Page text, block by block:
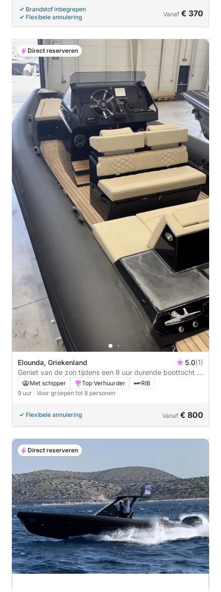
Brandstof inbegrepen
Flexibele annulering
Vanaf € 370
Elounda, Griekenland 5.0(1)
Geniet van de zon tijdens een 9 uur durende boottocht in
Elounda.
Met schipper Top Verhuurder
RIB
9 uur · Voor groepen tot 8 personen
Flexibele annulering Vanaf € 800
Direct reserveren
Direct reserveren